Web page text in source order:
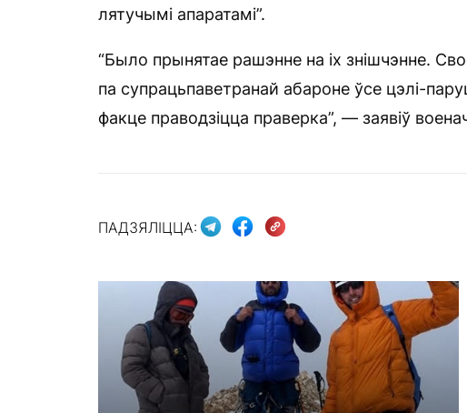
лятучымі апаратамі”.
“Было прынятае рашэнне на іх знішчэнне.
па супрацьпаветранай абароне ўсе цэлі-
факце праводзіцца праверка”, — заявіў
ПАДЗЯЛІЦЦА: